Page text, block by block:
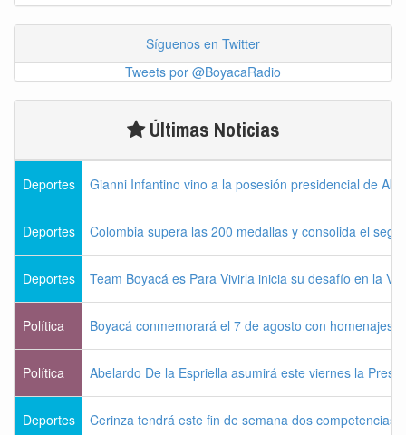
Síguenos en Twitter
Tweets por @BoyacaRadio
Últimas Noticias
Deportes Gianni Infantino vino a la posesión presidencial de
Deportes Colombia supera las 200 medallas y consolida el
Deportes Team Boyacá es Para Vivirla inicia su desafío en la
Política Boyacá conmemorará el 7 de agosto con homenajes
Política Abelardo De la Espriella asumirá este viernes la
Deportes Cerinza tendrá este fin de semana dos competencias